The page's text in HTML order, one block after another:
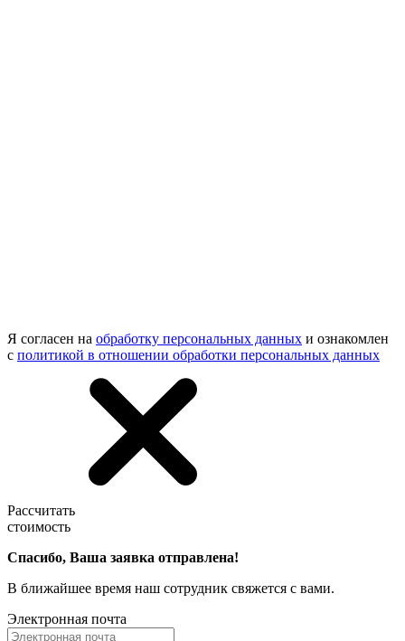
Я согласен на обработку персональных данных и ознакомлен
с политикой в отношении обработки персональных данных
Рассчитать
стоимость
Спасибо, Ваша заявка отправлена!
В ближайшее время наш сотрудник свяжется с вами.
Электронная почта